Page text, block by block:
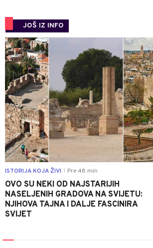
JOŠ IZ INFO
ISTORIJA KOJA ŽIVI Pre 48 min
OVO SU NEKI OD NAJSTARIJIH
NASELJENIH GRADOVA NA SVIJETU:
NJIHOVA TAJNA I DALJE FASCINIRA
SVIJET